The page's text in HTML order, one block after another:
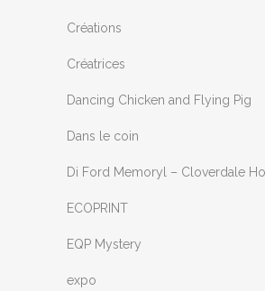
Créations
Créatrices
Dancing Chicken and Flying Pig
Dans le coin
Di Ford Memoryl – Cloverdale
ECOPRINT
EQP Mystery
expo